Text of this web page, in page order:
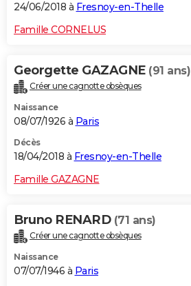
24/06/2018 à Fresnoy-en-Thelle
Famille CORNELUS
Georgette GAZAGNE (91 ans)
Créer une cagnotte obsèques
Naissance
08/07/1926 à Paris
Décès
18/04/2018 à Fresnoy-en-Thelle
Famille GAZAGNE
Bruno RENARD (71 ans)
Créer une cagnotte obsèques
Naissance
07/07/1946 à Paris